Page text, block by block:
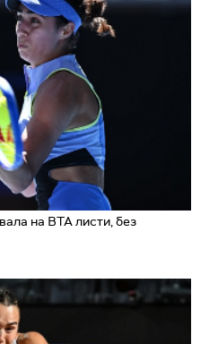
на ВТА листи, без